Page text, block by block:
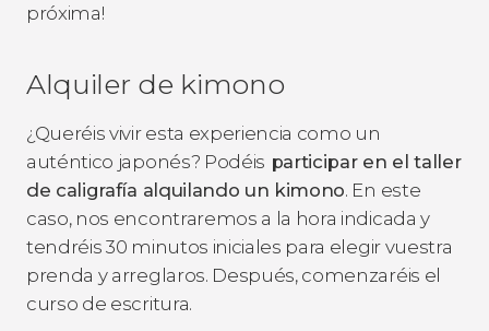
próxima!
Alquiler de kimono
¿Queréis vivir esta experiencia como un
auténtico japonés? Podéis participar en el taller
de caligrafía alquilando un kimono. En este
caso, nos encontraremos a la hora indicada y
tendréis 30 minutos iniciales para elegir vuestra
prenda y arreglaros. Después, comenzaréis el
curso de escritura.